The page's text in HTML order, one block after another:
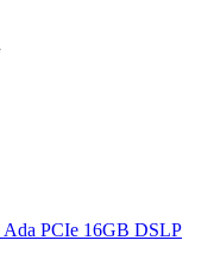
PCIe 16GB DSLP